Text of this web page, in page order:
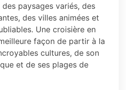
paysages variés, des
des villes animées et
Une croisière en
façon de partir à la
cultures, de son
et de ses plages de